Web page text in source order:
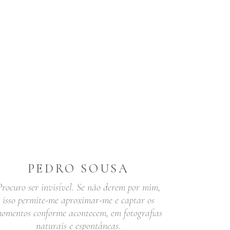
PEDRO SOUSA
ser invisível. Se não derem por mim,
isso permite-me aproximar-me e captar os
conforme acontecem, em fotografias
naturais e espontâneas.